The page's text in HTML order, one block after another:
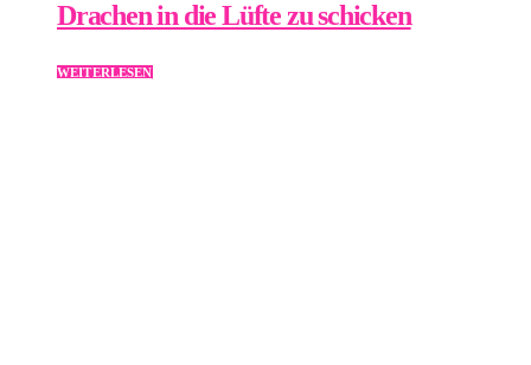
Drachen in die Lüfte zu schicken
WEITERLESEN